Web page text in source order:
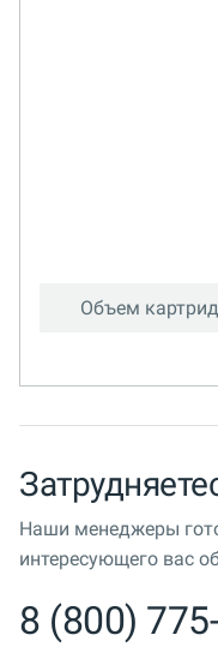
Объем
Наши менеджеры
интересующего вас
8 (800)